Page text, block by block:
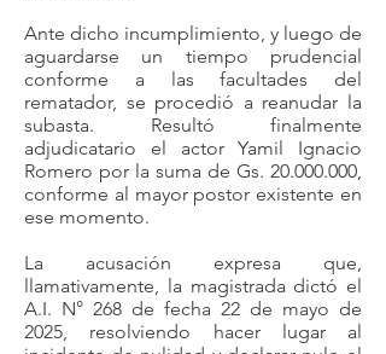
Ante dicho incumplimiento, y luego de
aguardarse un tiempo prudencial
conforme a las facultades del
rematador, se procedió a reanudar la
subasta. Resultó finalmente
adjudicatario el actor Yamil Ignacio
Romero por la suma de Gs. 20.000.000,
conforme al mayor postor existente en
ese momento.
La acusación expresa que,
llamativamente, la magistrada dictó el
A.I. N° 268 de fecha 22 de mayo de
2025, resolviendo hacer lugar al